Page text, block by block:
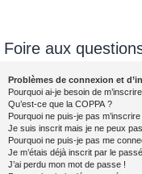
Foire aux
Problèmes de connexion et
Pourquoi ai-je besoin de
Qu’est-ce que la COPPA ?
Pourquoi ne puis-je pas m’inscrire
Je suis inscrit mais je ne peux
Pourquoi ne puis-je pas me
Je m’étais déjà inscrit par le
J’ai perdu mon mot de passe !